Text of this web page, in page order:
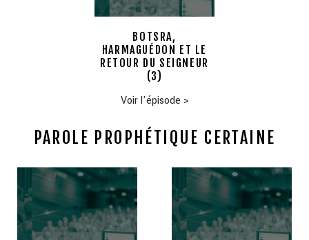
BOTSRA,
HARMAGUÉDON ET LE
RETOUR DU SEIGNEUR
(3)
Voir l'épisode >
PAROLE PROPHÉTIQUE CERTAINE